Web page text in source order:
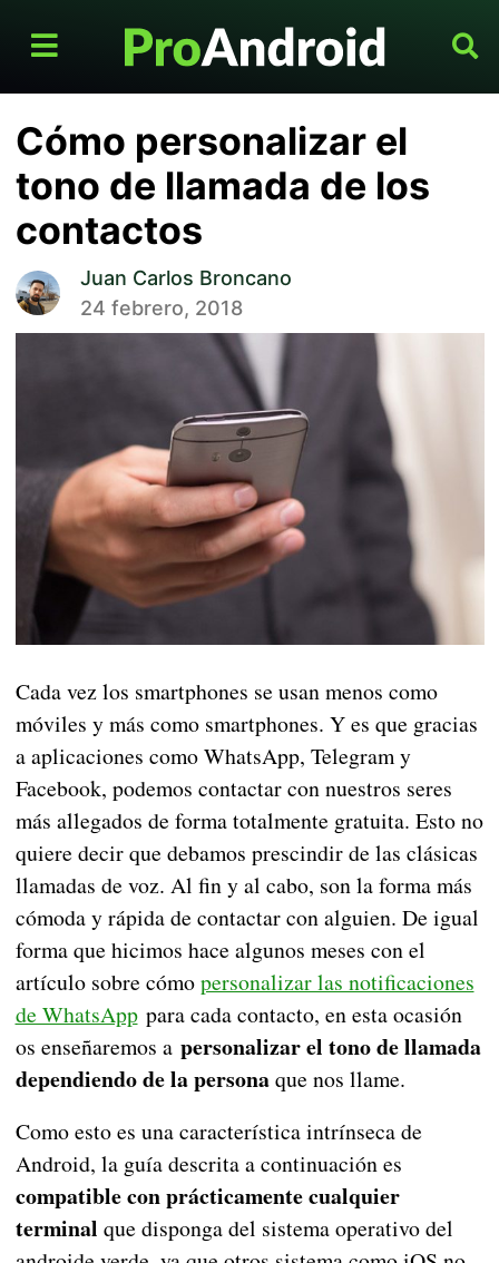
Cómo personalizar el
tono de llamada de los
contactos
Juan Carlos Broncano
24 febrero, 2018
Cada vez los smartphones se usan menos como
móviles y más como smartphones. Y es que gracias
a aplicaciones como WhatsApp, Telegram y
Facebook, podemos contactar con nuestros seres
más allegados de forma totalmente gratuita. Esto no
quiere decir que debamos prescindir de las clásicas
llamadas de voz. Al fin y al cabo, son la forma más
cómoda y rápida de contactar con alguien. De igual
forma que hicimos hace algunos meses con el
artículo sobre cómopersonalizar las notificaciones
de WhatsApppara cada contacto, en esta ocasión
os enseñaremos a personalizar el tono de llamada
dependiendo de la personaque nos llame.
Como esto es una característica intrínseca de
Android, la guía descrita a continuación es
compatible con prácticamente cualquier
terminal que disponga del sistema operativo del